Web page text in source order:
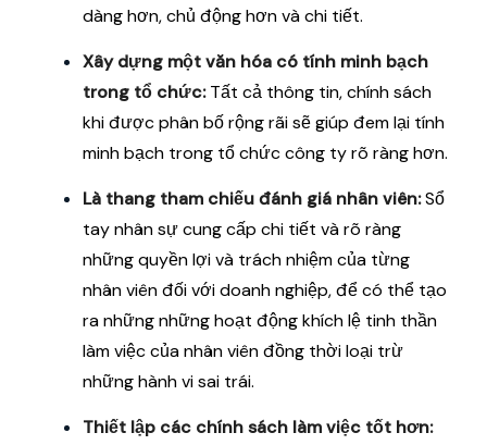
dàng hơn, chủ động hơn và chi tiết.
Xây dựng một văn hóa có tính minh bạch
trong tổ chức:Tất cả thông tin, chính sách
khi được phân bố rộng rãi sẽ giúp đem lại tính
minh bạch trong tổ chức công ty rõ ràng hơn.
Là thang tham chiếu đánh giá nhân viên:Sổ
tay nhân sự cung cấp chi tiết và rõ ràng
những quyền lợi và trách nhiệm của từng
nhân viên đối với doanh nghiệp, để có thể tạo
ra những những hoạt động khích lệ tinh thần
làm việc của nhân viên đồng thời loại trừ
những hành vi sai trái.
Thiết lập các chính sách làm việc tốt hơn: